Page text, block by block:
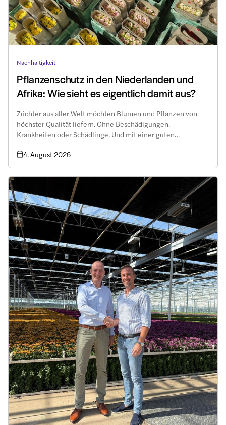
Nachhaltigkeit
Pflanzenschutz in den Niederlanden und
Afrika: Wie sieht es eigentlich damit aus?
Züchter aus aller Welt möchten Blumen und Pflanzen von
höchster Qualität liefern. Ohne Beschädigungen,
Krankheiten oder Schädlinge. Und mit einer guten
Mittel. Dennoch gibt es zu diesem Thema noch viele
Unklarheiten.
4. August 2026